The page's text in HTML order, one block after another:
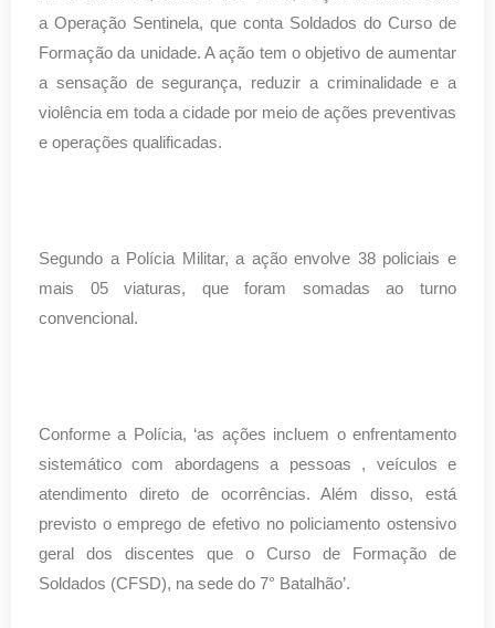
a Operação Sentinela, que conta Soldados do Curso de
Formação da unidade. A ação tem o objetivo de aumentar
a sensação de segurança, reduzir a criminalidade e a
violência em toda a cidade por meio de ações preventivas
e operações qualificadas.
Segundo a Polícia Militar, a ação envolve 38 policiais e
mais 05 viaturas, que foram somadas ao turno
convencional.
Conforme a Polícia, ‘as ações incluem o enfrentamento
sistemático com abordagens a pessoas , veículos e
atendimento direto de ocorrências. Além disso, está
previsto o emprego de efetivo no policiamento ostensivo
geral dos discentes que o Curso de Formação de
Soldados (CFSD), na sede do 7° Batalhão’.